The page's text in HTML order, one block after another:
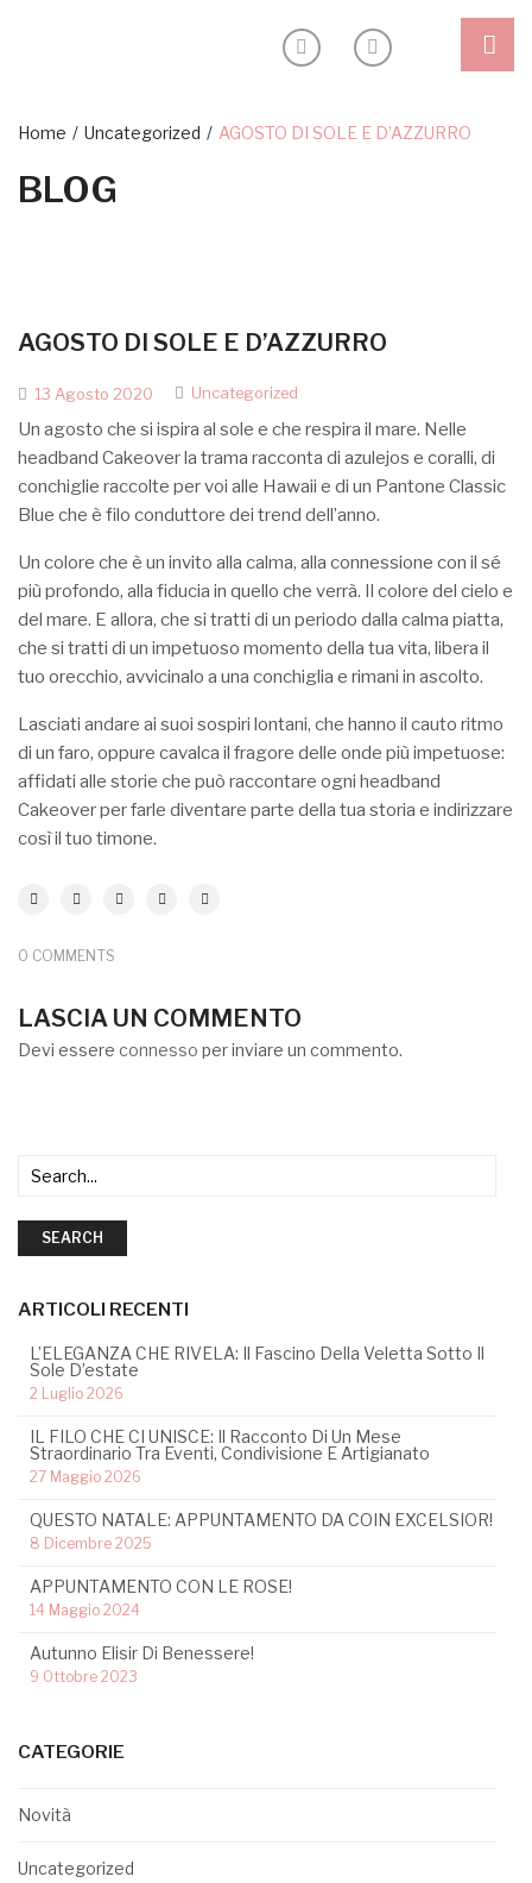
Shop
Headband
Sostenibilità
About
My Account
Home / Uncategorized / AGOSTO DI SOLE E D’AZZURRO
BLOG
AGOSTO DI SOLE E D’AZZURRO
13 Agosto 2020 Uncategorized
Un agosto che si ispira al sole e che respira il mare. Nelle
headband Cakeover la trama racconta di azulejos e coralli, di
conchiglie raccolte per voi alle Hawaii e di un Pantone Classic
Blue che è filo conduttore dei trend dell’anno.
Un colore che è un invito alla calma, alla connessione con il sé
più profondo, alla fiducia in quello che verrà. Il colore del cielo e
del mare. E allora, che si tratti di un periodo dalla calma piatta,
che si tratti di un impetuoso momento della tua vita, libera il
tuo orecchio, avvicinalo a una conchiglia e rimani in ascolto.
Lasciati andare ai suoi sospiri lontani, che hanno il cauto ritmo
di un faro, oppure cavalca il fragore delle onde più impetuose:
affidati alle storie che può raccontare ogni headband
Cakeover per farle diventare parte della tua storia e indirizzare
così il tuo timone.
0 COMMENTS
LASCIA UN COMMENTO
Devi essere connesso per inviare un commento.
SEARCH
ARTICOLI RECENTI
L’ELEGANZA CHE RIVELA: Il Fascino Della Veletta Sotto Il
Sole D’estate
2 Luglio 2026
IL FILO CHE CI UNISCE: Il Racconto Di Un Mese
Straordinario Tra Eventi, Condivisione E Artigianato
27 Maggio 2026
QUESTO NATALE: APPUNTAMENTO DA COIN EXCELSIOR!
8 Dicembre 2025
APPUNTAMENTO CON LE ROSE!
14 Maggio 2024
Autunno Elisir Di Benessere!
9 Ottobre 2023
CATEGORIE
Novità
Uncategorized